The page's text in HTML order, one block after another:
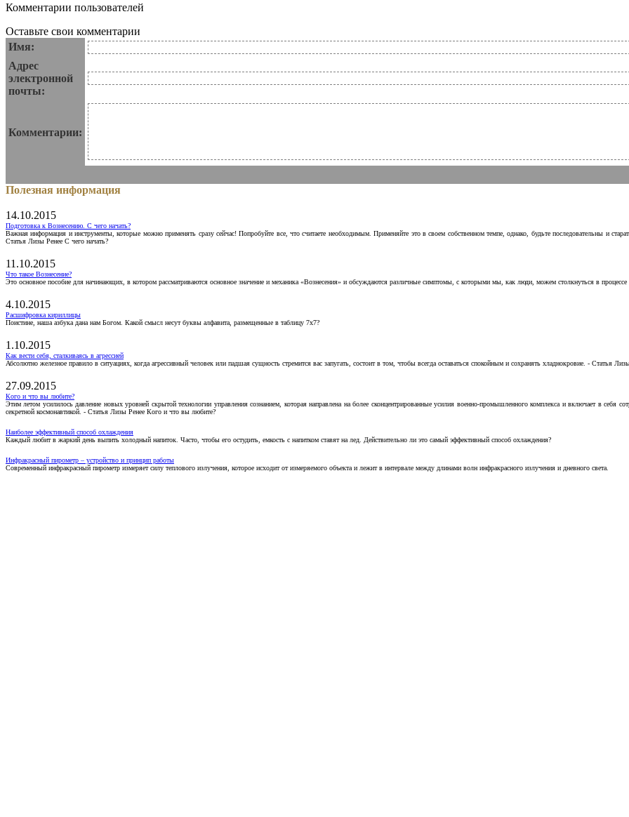
Комментарии пользователей
Оставьте свои комментарии
Имя:
Адрес
электронной
почты:
Комментарии:
Полезная информация
14.10.2015
Подготовка к Вознесению. С чего начать?
Важная информация и инструменты, которые можно применять сразу сейчас! Попробуйте все, что считаете необходимым. Применяйте это в своем собственном темпе, однако, будьте последовательны и
Статья Лизы Ренее С чего начать?
11.10.2015
Что такое Вознесение?
Это основное пособие для начинающих, в котором рассматриваются основное значение и механика «Вознесения» и обсуждаются различные симптомы, с которыми мы, как люди, можем столкнуться в
4.10.2015
Расшифровка кириллицы
Поистине, наша азбука дана нам Богом. Какой смысл несут буквы алфавита, размещенные в таблицу 7х7?
1.10.2015
Как вести себя, сталкиваясь в агрессией
Абсолютно железное правило в ситуациях, когда агрессивный человек или падшая сущность стремится вас запугать, состоит в том, чтобы всегда оставаться спокойным и сохранять хладнокровие. - Статья
27.09.2015
Кого и что вы любите?
Этим летом усилилось давление новых уровней скрытой технологии управления сознанием, которая направлена на более сконцентрированные усилия военно-промышленного комплекса и включает в себя
секретной космонавтикой. - Статья Лизы Ренее Кого и что вы любите?
Наиболее эффективный способ охлаждения
Каждый любит в жаркий день выпить холодный напиток. Часто, чтобы его остудить, емкость с напитком ставят на лед. Действительно ли это самый эффективный способ охлаждения?
Инфракрасный пирометр – устройство и принцип работы
Современный инфракрасный пирометр измеряет силу теплового излучения, которое исходит от измеряемого объекта и лежит в интервале между длинами волн инфракрасного излучения и дневного света.